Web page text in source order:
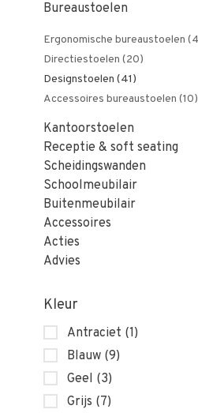
Bureaustoelen
Ergonomische bureaustoelen
Directiestoelen (20)
Designstoelen (41)
Accessoires bureaustoelen (10)
Kantoorstoelen
Receptie & soft seating
Scheidingswanden
Schoolmeubilair
Buitenmeubilair
Accessoires
Acties
Advies
Kleur
Antraciet (1)
Blauw (9)
Geel (3)
Grijs (7)